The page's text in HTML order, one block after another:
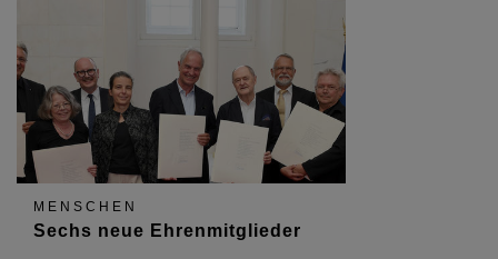
MENSCHEN
Sechs neue Ehrenmitglieder